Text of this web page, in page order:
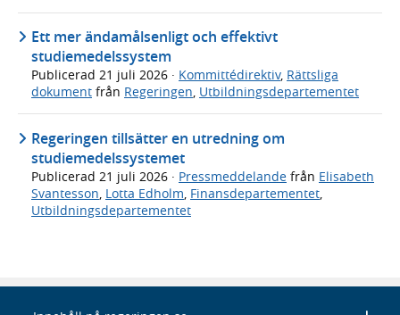
Ett mer ändamålsenligt och effektivt
studiemedelssystem
Publicerad 21 juli 2026 · Kommittédirektiv, Rättsliga
dokument från Regeringen, Utbildningsdepartementet
Regeringen tillsätter en utredning om
studiemedelssystemet
Publicerad 21 juli 2026 · Pressmeddelande från Elisabeth
Svantesson Lotta Edholm Finansdepartementet
Utbildningsdepartementet